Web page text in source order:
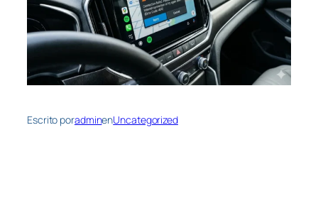
Escrito poradminenUncategorized